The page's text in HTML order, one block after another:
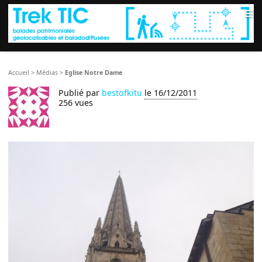
≡
Accueil > Médias > Eglise Notre Dame
Publié par bestofkitu le 16/12/2011
256 vues